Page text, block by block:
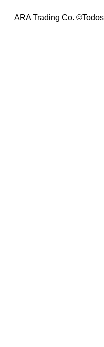
ARA Trading Co.